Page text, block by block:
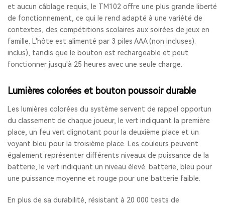
et aucun câblage requis, le TM102 offre une plus grande liberté
de fonctionnement, ce qui le rend adapté à une variété de
contextes, des compétitions scolaires aux soirées de jeux en
famille. L'hôte est alimenté par 3 piles AAA (non incluses).
inclus), tandis que le bouton est rechargeable et peut
fonctionner jusqu'à 25 heures avec une seule charge.
Lumières colorées et bouton poussoir durable
Les lumières colorées du système servent de rappel opportun
du classement de chaque joueur, le vert indiquant la première
place, un feu vert clignotant pour la deuxième place et un
voyant bleu pour la troisième place. Les couleurs peuvent
également représenter différents niveaux de puissance de la
batterie, le vert indiquant un niveau élevé. batterie, bleu pour
une puissance moyenne et rouge pour une batterie faible.
En plus de sa durabilité, résistant à 20 000 tests de